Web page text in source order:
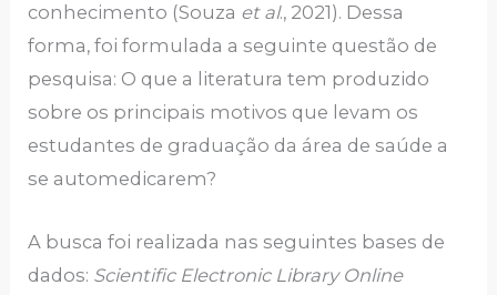
conhecimento (Souza et al., 2021). Dessa
forma, foi formulada a seguinte questão de
pesquisa: O que a literatura tem produzido
sobre os principais motivos que levam os
estudantes de graduação da área de saúde a
se automedicarem?
A busca foi realizada nas seguintes bases de
dados: Scientific Electronic Library Online